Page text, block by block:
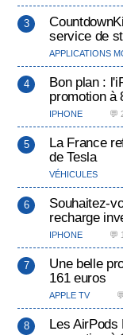
service de
APPLICATIONS
Bon plan :
promotion à
IPHONE 💬
La France
de Tesla
VÉHICULES
Souhaitez-
recharge
IPHONE 💬
Une belle
161 euros
APPLE TV
Les AirPods